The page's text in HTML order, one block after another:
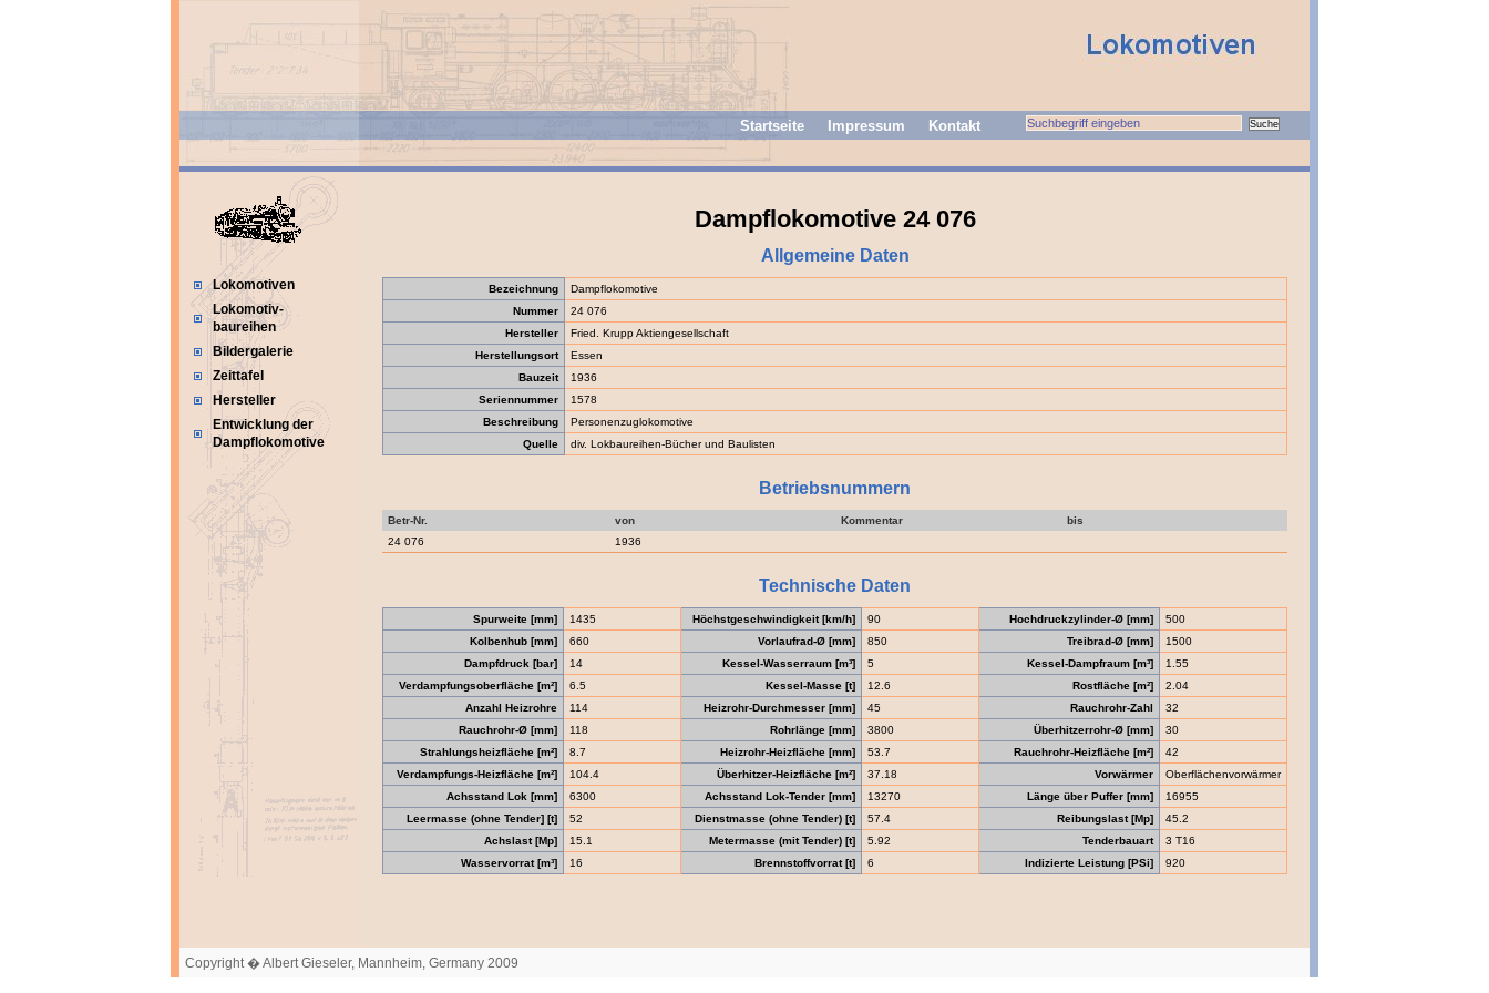
Startseite Impressum Kontakt
Lokomotiven
Lokomotiv-
baureihen
Bildergalerie
Zeittafel
Hersteller
Entwicklung der
Dampflokomotive
Dampflokomotive 24 076
Allgemeine Daten
Bezeichnung
Dampflokomotive
Nummer
24 076
Hersteller
Fried. Krupp Aktiengesellschaft
Herstellungsort
Essen
Bauzeit
1936
Seriennummer
1578
Beschreibung
Personenzuglokomotive
Quelle
div. Lokbaureihen-Bücher und Baulisten
Betriebsnummern
Betr-Nr. von Kommentar
bis
24 076
1936
Technische Daten
Spurweite [mm] 1435 Höchstgeschwindigkeit [km/h] 90 Hochdruckzylinder-Ø [mm]
500
Kolbenhub [mm]
660 Vorlaufrad-Ø [mm] 850 Treibrad-Ø [mm]
1500
Dampfdruck [bar]
14 Kessel-Wasserraum [m³] 5 Kessel-Dampfraum [m³]
1.55
Verdampfungsoberfläche [m²]
6.5 Kessel-Masse [t] 12.6 Rostfläche [m²]
2.04
Anzahl Heizrohre
114 Heizrohr-Durchmesser [mm] 45 Rauchrohr-Zahl
32
Rauchrohr-Ø [mm]
118 Rohrlänge [mm] 3800 Überhitzerrohr-Ø [mm]
30
Strahlungsheizfläche [m²]
8.7 Heizrohr-Heizfläche [mm] 53.7 Rauchrohr-Heizfläche [m²]
42
Verdampfungs-Heizfläche [m²]
104.4 Überhitzer-Heizfläche [m²] 37.18 Vorwärmer
Oberflächenvorwärmer
Achsstand Lok [mm]
6300 Achsstand Lok-Tender [mm] 13270 Länge über Puffer [mm]
16955
Leermasse (ohne Tender] [t]
52 Dienstmasse (ohne Tender) [t] 57.4 Reibungslast [Mp]
45.2
Achslast [Mp]
15.1 Metermasse (mit Tender) [t] 5.92 Tenderbauart
3 T16
Wasservorrat [m³]
16 Brennstoffvorrat [t] 6 Indizierte Leistung [PSi] 920
Copyright � Albert Gieseler, Mannheim, Germany 2009